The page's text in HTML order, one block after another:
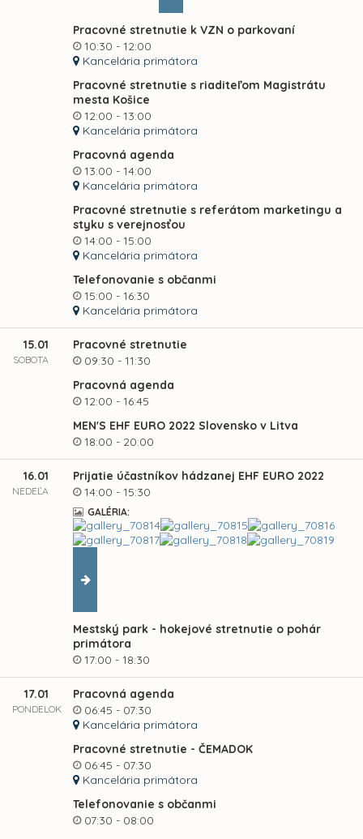
Pracovné stretnutie k VZN o parkovaní
10:30 - 12:00
Kancelária primátora
Pracovné stretnutie s riaditeľom Magistrátu
mesta Košice
12:00 - 13:00
Kancelária primátora
Pracovná agenda
13:00 - 14:00
Kancelária primátora
Pracovné stretnutie s referátom marketingu a
styku s verejnosťou
14:00 - 15:00
Kancelária primátora
Telefonovanie s občanmi
15:00 - 16:30
Kancelária primátora
15.01
SOBOTA
Pracovné stretnutie
09:30 - 11:30
Pracovná agenda
12:00 - 16:45
MEN'S EHF EURO 2022 Slovensko v Litva
18:00 - 20:00
16.01
NEDEĽA
Prijatie účastníkov hádzanej EHF EURO 2022
14:00 - 15:30
GALÉRIA:
Mestský park - hokejové stretnutie o pohár
primátora
17:00 - 18:30
17.01
PONDELOK
Pracovná agenda
06:45 - 07:30
Kancelária primátora
Pracovné stretnutie - ČEMADOK
06:45 - 07:30
Kancelária primátora
Telefonovanie s občanmi
07:30 - 08:00